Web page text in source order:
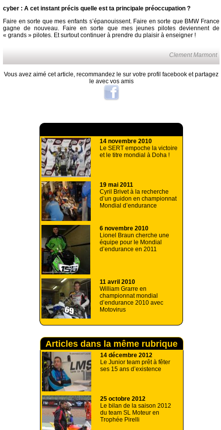
cyber : A cet instant précis quelle est ta principale préoccupation ?
Faire en sorte que mes enfants s’épanouissent. Faire en sorte que BMW France
gagne de nouveau. Faire en sorte que mes jeunes pilotes deviennent de
« grands » pilotes. Et surtout continuer à prendre du plaisir à enseigner !
Clement Marmont
Vous avez aimé cet article, recommandez le sur votre profil facebook et partagez
le avec vos amis
14 novembre 2010
Le SERT empoche la victoire
et le titre mondial à Doha !
19 mai 2011
Cyril Brivet à la recherche
d’un guidon en championnat
Mondial d’endurance
6 novembre 2010
Lionel Braun cherche une
équipe pour le Mondial
d’endurance en 2011
11 avril 2010
William Grarre en
championnat mondial
d’endurance 2010 avec
Motovirus
Articles dans la même rubrique
14 décembre 2012
Le Junior team prêt à fêter
ses 15 ans d’existence
25 octobre 2012
Le bilan de la saison 2012
du team SL Moteur en
Trophée Pirelli